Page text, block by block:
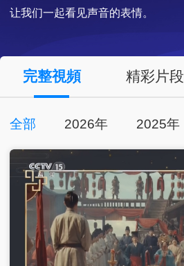
让我们一起看见声音的表情。
央視影音
點擊下載
完整視頻 精彩片段
全部 2026年 2025年